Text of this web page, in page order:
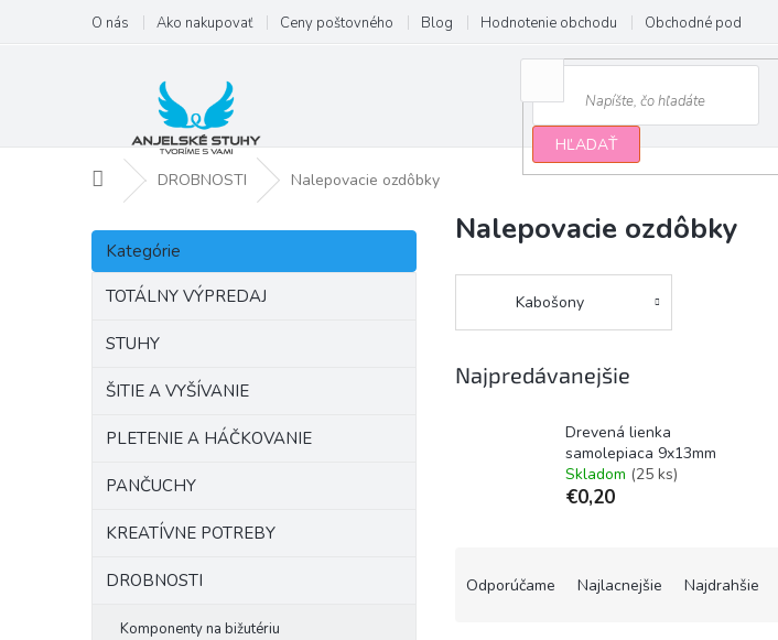
obsah
O nás Ako nakupovať Ceny poštovného Blog Hodnotenie obchodu Obchodné podmienky
HĽADAŤ
DomovDROBNOSTI Nalepovacie ozdôbky
B
č
Preskočiť
kategórie
Kategórie
TOTÁLNY VÝPREDAJ
STUHY
ŠITIE A VYŠÍVANIE
PLETENIE A HÁČKOVANIE
PANČUCHY
KREATÍVNE POTREBY
DROBNOSTI
Komponenty na bižutériu
Nalepovacie ozdôbky
Kabošony
Najpredávanejšie
Drevená lienka
samolepiaca 9x13mm
Skladom (25 ks)
€0,20
Odporúčame Najlacnejšie Najdrahšie